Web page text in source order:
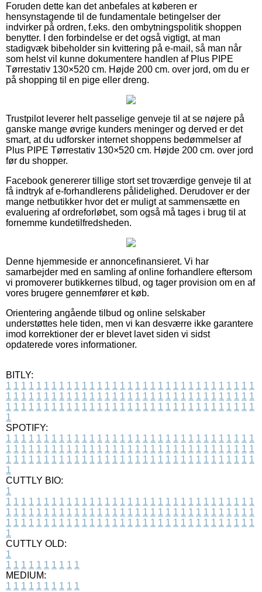
Foruden dette kan det anbefales at køberen er
hensynstagende til de fundamentale betingelser der
indvirker på ordren, f.eks. den ombytningspolitik shoppen
benytter. I den forbindelse er det også vigtigt, at man
stadigvæk bibeholder sin kvittering på e-mail, så man når
som helst vil kunne dokumentere handlen af Plus PIPE
Tørrestativ 130×520 cm. Højde 200 cm. over jord, om du er
på shopping til en pige eller dreng.
Trustpilot leverer helt passelige genveje til at se nøjere på
ganske mange øvrige kunders meninger og derved er det
smart, at du udforsker internet shoppens bedømmelser af
Plus PIPE Tørrestativ 130×520 cm. Højde 200 cm. over jord
før du shopper.
Facebook genererer tillige stort set troværdige genveje til at
få indtryk af e-forhandlerens pålidelighed. Derudover er der
mange netbutikker hvor det er muligt at sammensætte en
evaluering af ordreforløbet, som også må tages i brug til at
fornemme kundetilfredsheden.
Denne hjemmeside er annoncefinansieret. Vi har
samarbejder med en samling af online forhandlere eftersom
vi promoverer butikkernes tilbud, og tager provision om en af
vores brugere gennemfører et køb.
Orientering angående tilbud og online selskaber
understøttes hele tiden, men vi kan desværre ikke garantere
imod korrektioner der er blevet lavet siden vi sidst
opdaterede vores informationer.
BITLY:
1 1 1 1 1 1 1 1 1 1 1 1 1 1 1 1 1 1 1 1 1 1 1 1 1 1 1 1 1 1 1 1 1
1 1 1 1 1 1 1 1 1 1 1 1 1 1 1 1 1 1 1 1 1 1 1 1 1 1 1 1 1 1 1 1 1
1 1 1 1 1 1 1 1 1 1 1 1 1 1 1 1 1 1 1 1 1 1 1 1 1 1 1 1 1 1 1 1 1
1
SPOTIFY:
1 1 1 1 1 1 1 1 1 1 1 1 1 1 1 1 1 1 1 1 1 1 1 1 1 1 1 1 1 1 1 1 1
1 1 1 1 1 1 1 1 1 1 1 1 1 1 1 1 1 1 1 1 1 1 1 1 1 1 1 1 1 1 1 1 1
1 1 1 1 1 1 1 1 1 1 1 1 1 1 1 1 1 1 1 1 1 1 1 1 1 1 1 1 1 1 1 1 1
1
CUTTLY BIO:
1
1 1 1 1 1 1 1 1 1 1 1 1 1 1 1 1 1 1 1 1 1 1 1 1 1 1 1 1 1 1 1 1 1
1 1 1 1 1 1 1 1 1 1 1 1 1 1 1 1 1 1 1 1 1 1 1 1 1 1 1 1 1 1 1 1 1
1 1 1 1 1 1 1 1 1 1 1 1 1 1 1 1 1 1 1 1 1 1 1 1 1 1 1 1 1 1 1 1 1
1
CUTTLY OLD:
1
1 1 1 1 1 1 1 1 1 1
MEDIUM:
1 1 1 1 1 1 1 1 1 1